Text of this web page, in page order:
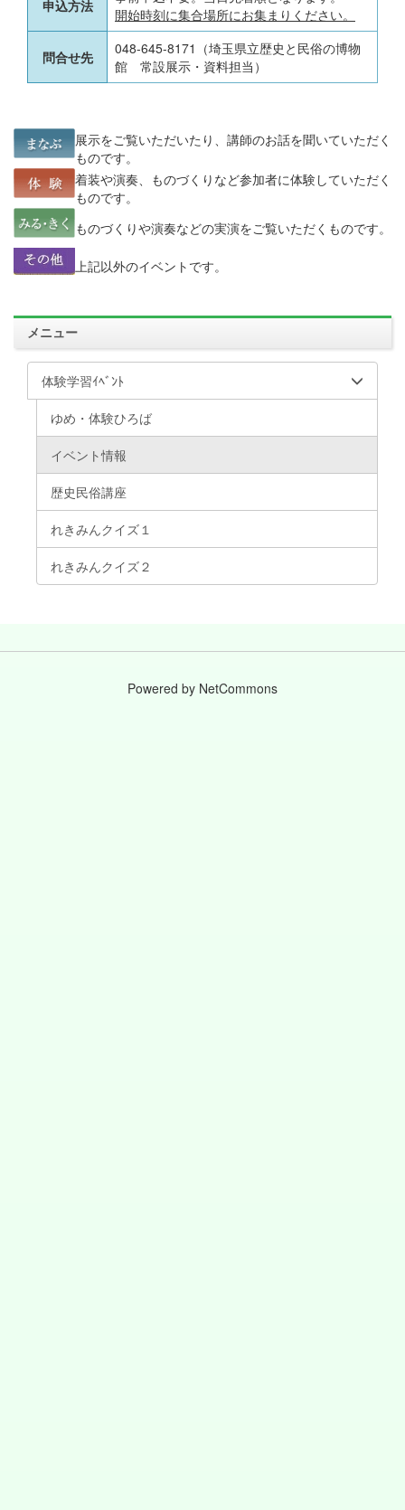
申込方法
開始時刻に集合場所にお集まりください。
問合せ先
048-645-8171（埼玉県立歴史と民俗の博物
館 常設展示・資料担当）
展示をご覧いただいたり、講師のお話を聞いていただく
ものです。
着装や演奏、ものづくりなど参加者に体験していただく
ものです。
ものづくりや演奏などの実演をご覧いただくものです。
上記以外のイベントです。
メニュー
体験学習ｲﾍﾞﾝﾄ
ゆめ・体験ひろば
イベント情報
歴史民俗講座
れきみんクイズ１
れきみんクイズ２
Powered by NetCommons